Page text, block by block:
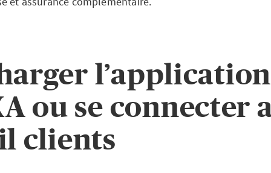
l’application
ou se connecter
clients